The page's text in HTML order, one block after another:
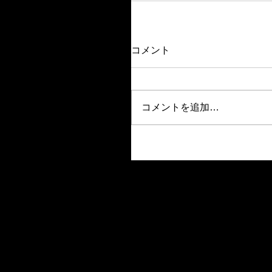
コメント
コメントを追加…